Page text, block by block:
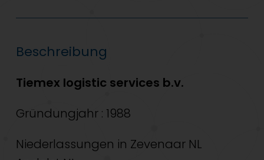
Beschreibung
Tiemex logistic services b.v.
Gründungjahr : 1988
Niederlassungen in Zevenaar NL